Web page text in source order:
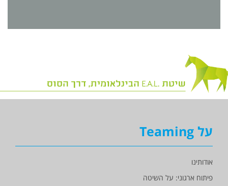
על Teaming
אודותינו
פיתוח ארגוני: על השיטה